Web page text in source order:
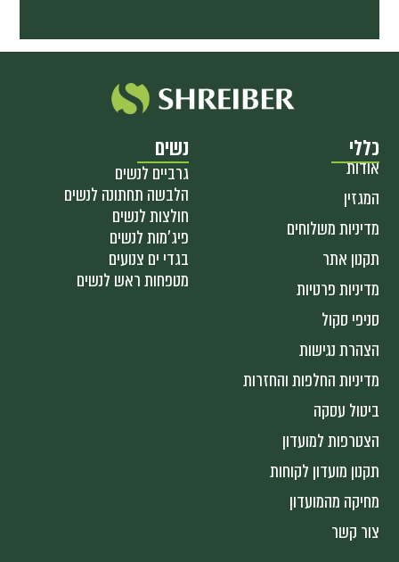
כללי
אודות
המגזין
מדיניות משלוחים
תקנון אתר
מדיניות פרטיות
סניפי סקול
הצהרת נגישות
מדיניות החלפות והחזרות
ביטול עסקה
הצטרפות למועדון
תקנון מועדון לקוחות
מחיקה מהמועדון
צור קשר
נשים
גרביים לנשים
הלבשה תחתונה לנשים
חולצות לנשים
פיג'מות לנשים
בגדי ים צנועים
מטפחות ראש לנשים